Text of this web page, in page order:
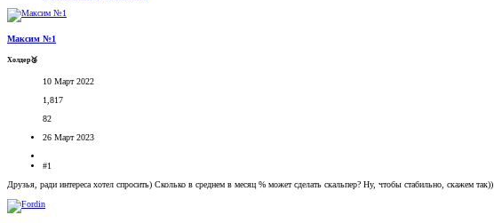
Максим №1
Холдер🥉
10 Март 2022
1,817
82
26 Март 2023
#1
Друзья, ради интереса хотел спросить) Сколько в среднем в месяц % может сделать скальпер? Ну, чтобы стабильно, скажем так))